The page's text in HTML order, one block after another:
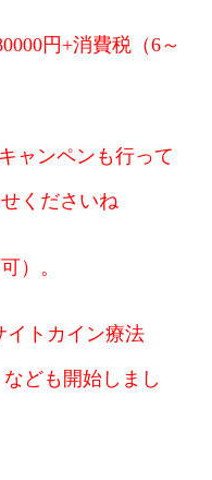
円+消費税（6～
ャンペンも行って
くださいね
）。
トカイン療法
ども開始しまし